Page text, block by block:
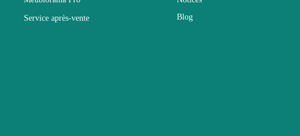
Service après-vente
Blog